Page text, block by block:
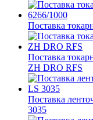
Поставка
Поставка
ZH DRO RFS
Поставка
3035